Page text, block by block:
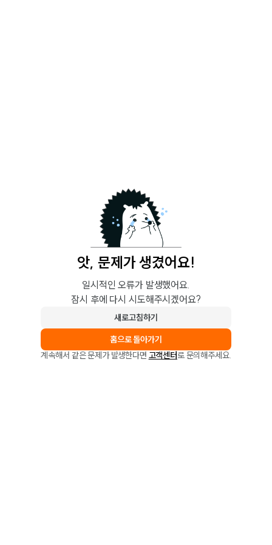
앗, 문제가 생겼어요!
일시적인 오류가 발생했어요.
잠시 후에 다시 시도해주시겠어요?
새로고침하기
홈으로 돌아가기
계속해서 같은 문제가 발생한다면 고객센터로 문의해주세요.